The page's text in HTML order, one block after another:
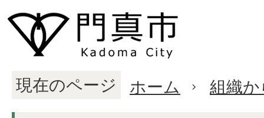
現在のページ ホーム 組織